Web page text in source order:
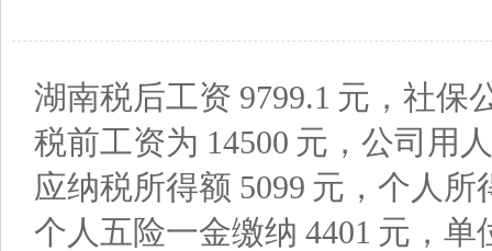
湖南税后工资 9799.1 元，社保
税前工资为 14500 元，公司用
应纳税所得额 5099 元，个人所
个人五险一金缴纳 4401 元，单